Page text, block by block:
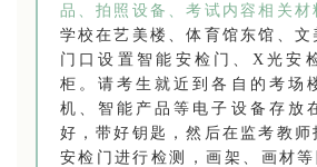
品、拍照设备、考试内容相关材
学校在艺美楼、体育馆东馆、文
门口设置智能安检门、X光安
柜。请考生就近到各自的考场
机、智能产品等电子设备存放
好，带好钥匙，然后在监考教师
安检门进行检测，画架、画材